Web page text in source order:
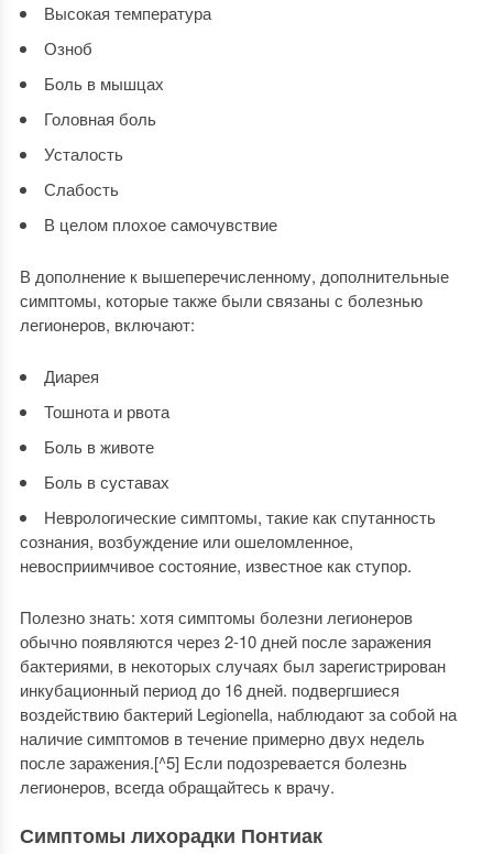
Высокая температура
Озноб
Боль в мышцах
Головная боль
Усталость
Слабость
В целом плохое самочувствие
В дополнение к вышеперечисленному, дополнительные
симптомы, которые также были связаны с болезнью
легионеров, включают:
Диарея
Тошнота и рвота
Боль в животе
Боль в суставах
Неврологические симптомы, такие как спутанность
сознания, возбуждение или ошеломленное,
невосприимчивое состояние, известное как ступор.
Полезно знать: хотя симптомы болезни легионеров
обычно появляются через 2-10 дней после заражения
бактериями, в некоторых случаях был зарегистрирован
инкубационный период до 16 дней. подвергшиеся
воздействию бактерий Legionella, наблюдают за собой на
наличие симптомов в течение примерно двух недель
после заражения.[^5] Если подозревается болезнь
легионеров, всегда обращайтесь к врачу.
Симптомы лихорадки Понтиак